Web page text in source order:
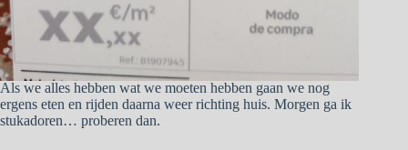
Als we alles hebben wat we moeten hebben gaan we nog
ergens eten en rijden daarna weer richting huis. Morgen ga ik
stukadoren… proberen dan.